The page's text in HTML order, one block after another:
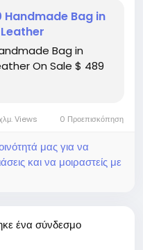
Bag in
Bag in
On Sale $ 489
Views 0 Προεπισκόπηση
μας για να
και να μοιραστείς με
ένα σύνδεσμο